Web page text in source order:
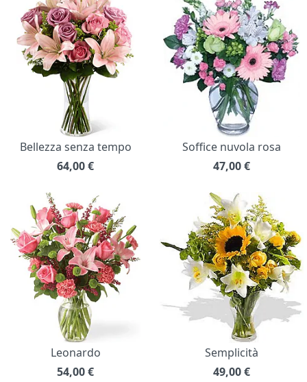
Bellezza senza tempo
64,00€
Soffice nuvola rosa
47,00€
Leonardo
54,00€
Semplicità
49,00€